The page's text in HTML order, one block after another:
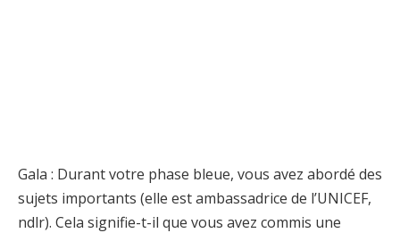
Gala : Durant votre phase bleue, vous avez abordé des
sujets importants (elle est ambassadrice de l’UNICEF,
ndlr). Cela signifie-t-il que vous avez commis une